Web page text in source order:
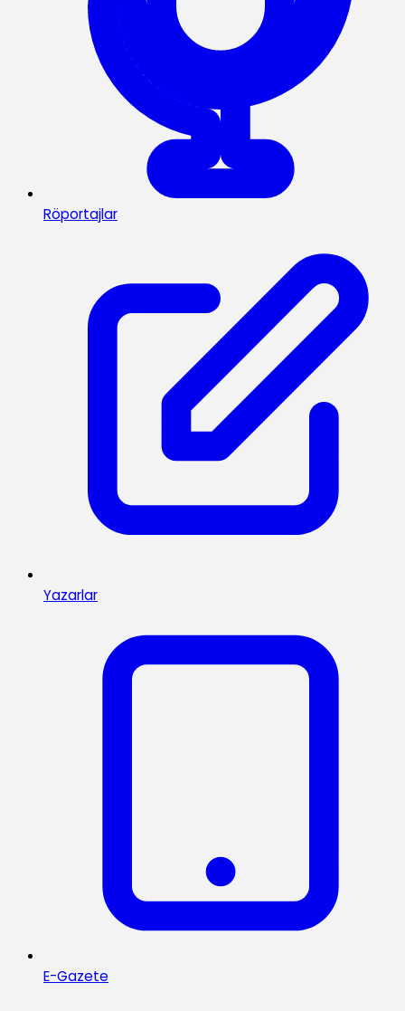
Röportajlar
Yazarlar
E-Gazete